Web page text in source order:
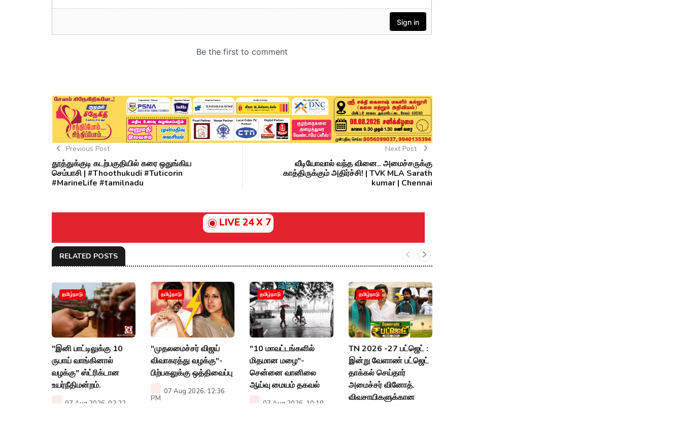
Previous Post
தூத்துக்குடி கடற்பகுதியில் கரை ஒதுங்கிய
செம்பாசி | #Thoothukudi #Tuticorin
#MarineLife #tamilnadu
Next Post
வீடியோவால் வந்த வினை.. அமைச்சருக்கு
காத்திருக்கும் அதிர்ச்சி! | TVK MLA Sarath
kumar | Chennai
LIVE 24 X 7
RELATED POSTS
தமிழ்நாடு
"இனி பாட்டிலுக்கு 10
ருபாய் வாங்கினால்
வழக்கு" ஸ்ட்ரிக்டான
உயர்நீதிமன்றம்.
07 Aug 2026, 02:22
தமிழ்நாடு
"முதலமைச்சர் விஜய்
விவாகரத்து வழக்கு"-
பிற்பகலுக்கு ஒத்திவைப்பு
07 Aug 2026, 12:36
PM
தமிழ்நாடு
"10 மாவட்டங்களில்
மிதமான மழை"-
சென்னை வானிலை
ஆய்வு மையம் தகவல்
07 Aug 2026, 10:10
தமிழ்நாடு
TN 2026 -27 பட்ஜெட் :
இன்று வேளாண் பட்ஜெட்
தாக்கல் செய்தார்
அமைச்சர் வினோத்.
விவசாயிகளுக்கான